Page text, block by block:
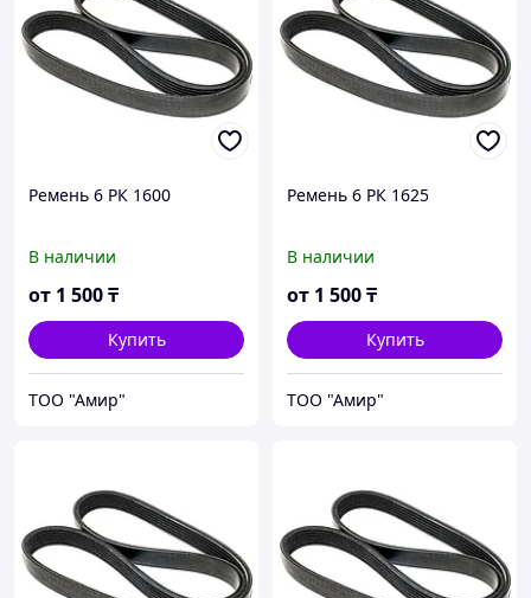
Ремень 6 РК 1600
В наличии
от 1 500₸
Купить
ТОО "Амир"
Ремень 6 РК 1625
В наличии
от 1 500₸
Купить
ТОО "Амир"